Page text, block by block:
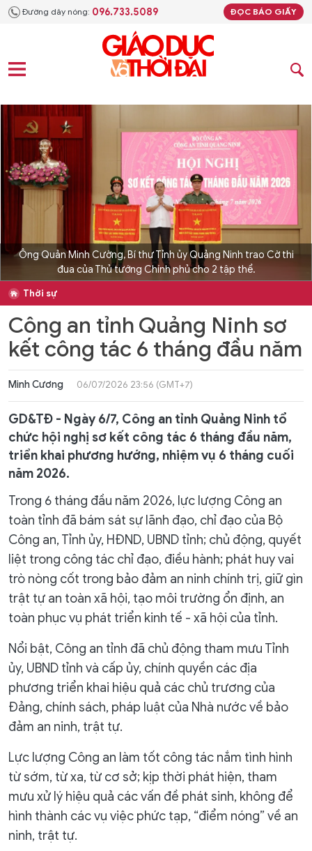
Đường dây nóng: 096.733.5089 ĐỌC BÁO GIẤY
Ông Quản Minh Cường, Bí thư Tỉnh ủy Quảng Ninh trao Cờ thi
đua của Thủ tướng Chính phủ cho 2 tập thể.
Thời sự
Công an tỉnh Quảng Ninh sơ
kết công tác 6 tháng đầu năm
Minh Cương 06/07/2026 23:56 (GMT+7)
GD&TĐ - Ngày 6/7, Công an tỉnh Quảng Ninh tổ
chức hội nghị sơ kết công tác 6 tháng đầu năm,
triển khai phương hướng, nhiệm vụ 6 tháng cuối
năm 2026.
Trong 6 tháng đầu năm 2026, lực lượng Công an
toàn tỉnh đã bám sát sự lãnh đạo, chỉ đạo của Bộ
Công an, Tỉnh ủy, HĐND, UBND tỉnh; chủ động, quyết
liệt trong công tác chỉ đạo, điều hành; phát huy vai
trò nòng cốt trong bảo đảm an ninh chính trị, giữ gìn
trật tự an toàn xã hội, tạo môi trường ổn định, an
toàn phục vụ phát triển kinh tế - xã hội của tỉnh.
Nổi bật, Công an tỉnh đã chủ động tham mưu Tỉnh
ủy, UBND tỉnh và cấp ủy, chính quyền các địa
phương triển khai hiệu quả các chủ trương của
Đảng, chính sách, pháp luật của Nhà nước về bảo
đảm an ninh, trật tự.
Lực lượng Công an làm tốt công tác nắm tình hình
từ sớm, từ xa, từ cơ sở; kịp thời phát hiện, tham
mưu xử lý hiệu quả các vấn đề phát sinh, không để
hình thành các vụ việc phức tạp, “điểm nóng” về an
ninh, trật tự.